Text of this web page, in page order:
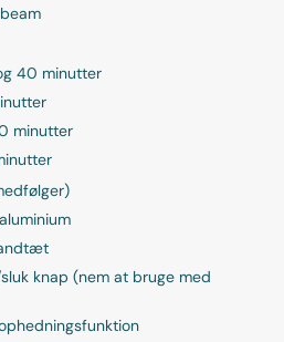
40 minutter
minutter
knap (nem at bruge med